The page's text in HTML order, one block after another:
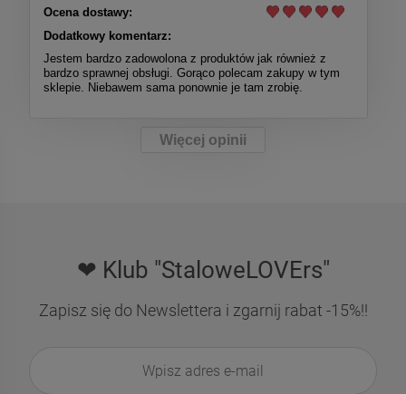
Ocena dostawy:
Dodatkowy komentarz:
Jestem bardzo zadowolona z produktów jak również z
bardzo sprawnej obsługi. Gorąco polecam zakupy w tym
sklepie. Niebawem sama ponownie je tam zrobię.
Więcej opinii
❤ Klub "StaloweLOVErs"
Zapisz się do Newslettera i zgarnij rabat -15%!!